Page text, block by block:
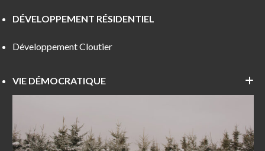
DÉVELOPPEMENT RÉSIDENTIEL
Développement Cloutier
VIE DÉMOCRATIQUE